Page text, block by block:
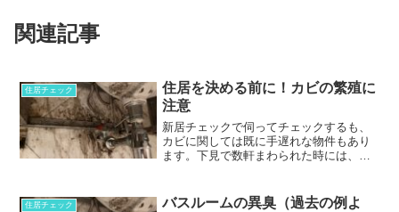
関連記事
住居チェック
住居を決める前に！カビの繁殖に
注意
新居チェックで伺ってチェックするも、
カビに関しては既に手遅れな物件もあり
ます。下見で数軒まわられた時には、正
住居チェック
バスルームの異臭（過去の例よ